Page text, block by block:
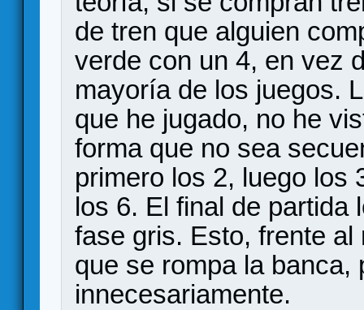
de tren que alguien
verde con un 4, en vez
mayoría de los juegos.
que he jugado, no he
forma que no sea
primero los 2, luego los
los 6. El final de partida
fase gris. Esto, frente
que se rompa la banca,
innecesariamente.